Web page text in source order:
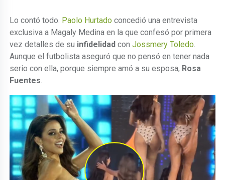
Lo contó todo. Paolo Hurtado concedió una entrevista
exclusiva a Magaly Medina en la que confesó por primera
vez detalles de su infidelidad conJossmery Toledo
Aunque el futbolista aseguró que no pensó en tener nada
serio con ella, porque siempre amó a su esposa, Rosa
Fuentes